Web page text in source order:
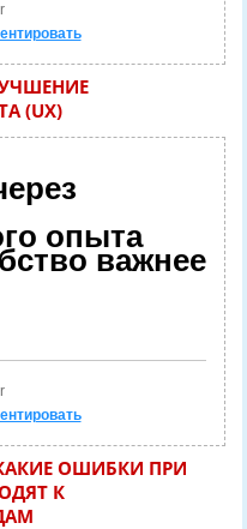
(UX)
опыта
важнее
ОШИБКИ ПРИ
К